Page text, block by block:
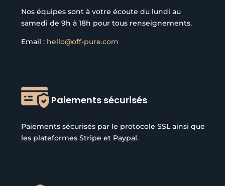
Nos équipes sont à votre écoute du lundi au
samedi de 9h à 18h pour tous renseignements.
Email : hello@off-pure.com
Paiements sécurisés
Paiements sécurisés par le protocole SSL ainsi que
les plateformes Stripe et Paypal.